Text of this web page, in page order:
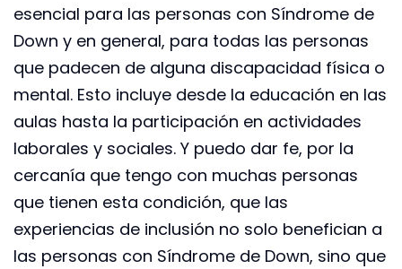
esencial para las personas con Síndrome de
Down y en general, para todas las personas
que padecen de alguna discapacidad física o
mental. Esto incluye desde la educación en las
aulas hasta la participación en actividades
laborales y sociales. Y puedo dar fe, por la
cercanía que tengo con muchas personas
que tienen esta condición, que las
experiencias de inclusión no solo benefician a
las personas con Síndrome de Down, sino que